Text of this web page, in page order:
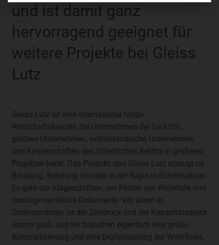
und ist damit ganz
hervorragend geeignet für
weitere Projekte bei Gleiss
Lutz
Gleiss Lutz ist eine international tätige
Wirtschaftskanzlei, die Unternehmen der DAX100,
größere Unternehmen, mittelständische Unternehmen
und Körperschaften des öffentlichen Rechts in größeren
Projekten berät. Das Produkt, das Gleiss Lutz erzeugt ist
Beratung. Beratung mündet in der Regel in Schriftsätzen.
Es geht um Klageschriften, um Fristen um Widerrufe und
sonstige rechtliche Dokumente. Vor allem in
Großmandaten ist der Zeitdruck und der Kapazitätsdruck
enorm groß, und wir brauchen eigentlich eine große
Automatisierung und eine Digitalisierung der Workflows,